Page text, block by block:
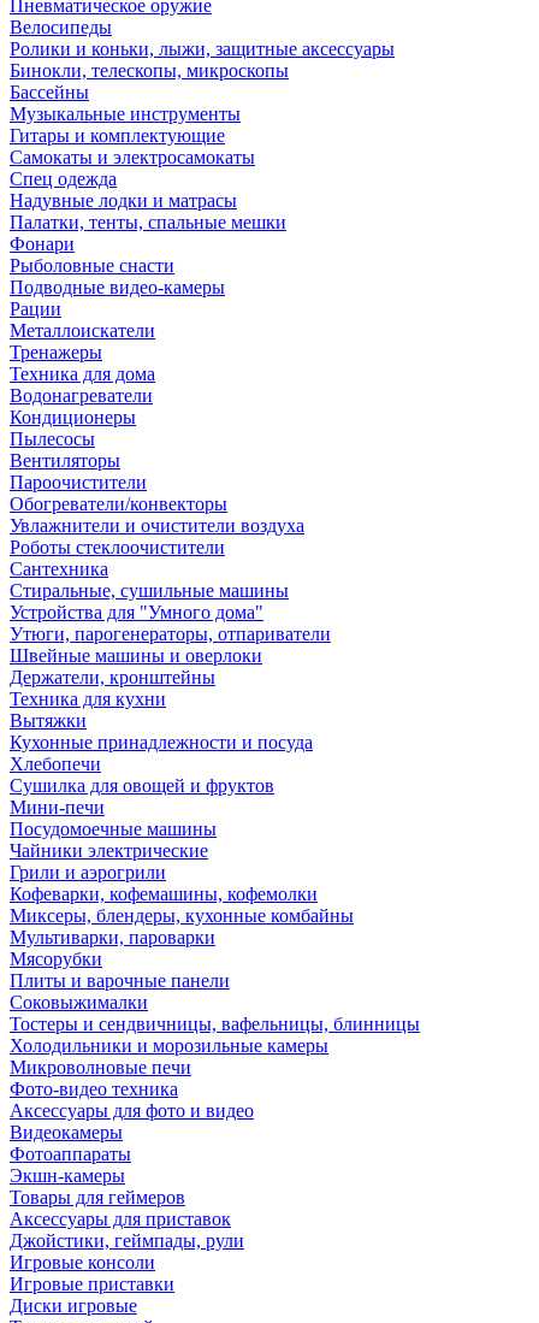
Пневматическое оружие
Велосипеды
Ролики и коньки, лыжи, защитные аксессуары
Бинокли, телескопы, микроскопы
Бассейны
Музыкальные инструменты
Гитары и комплектующие
Самокаты и электросамокаты
Спец одежда
Надувные лодки и матрасы
Палатки, тенты, спальные мешки
Фонари
Рыболовные снасти
Подводные видео-камеры
Рации
Металлоискатели
Тренажеры
Техника для дома
Водонагреватели
Кондиционеры
Пылесосы
Вентиляторы
Пароочистители
Обогреватели/конвекторы
Увлажнители и очистители воздуха
Роботы стеклоочистители
Сантехника
Стиральные, сушильные машины
Устройства для "Умного дома"
Утюги, парогенераторы, отпариватели
Швейные машины и оверлоки
Держатели, кронштейны
Техника для кухни
Вытяжки
Кухонные принадлежности и посуда
Хлебопечи
Сушилка для овощей и фруктов
Мини-печи
Посудомоечные машины
Чайники электрические
Грили и аэрогрили
Кофеварки, кофемашины, кофемолки
Миксеры, блендеры, кухонные комбайны
Мультиварки, пароварки
Мясорубки
Плиты и варочные панели
Соковыжималки
Тостеры и сендвичницы, вафельницы, блинницы
Холодильники и морозильные камеры
Микроволновые печи
Фото-видео техника
Аксессуары для фото и видео
Видеокамеры
Фотоаппараты
Экшн-камеры
Товары для геймеров
Аксессуары для приставок
Джойстики, геймпады, рули
Игровые консоли
Игровые приставки
Диски игровые